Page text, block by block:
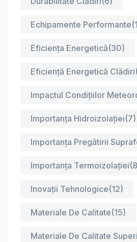
Echipamente Performante
Eficiența Energetică(30)
Eficiență Energetică Clădiri
Impactul Condițiilor
Importanța Hidroizolației(7)
Importanța Pregătirii
Importanța Termoizolației
Inovații Tehnologice(12)
Materiale De Calitate(15)
Materiale De Calitate